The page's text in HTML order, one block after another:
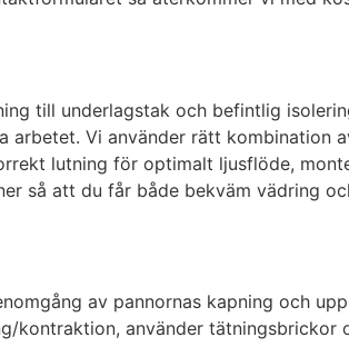
till underlagstak och befintlig
Vi använder rätt kombination
lutning för optimalt ljusflöde,
så att du får både bekväm vädring
av pannornas kapning och
kontraktion, använder tätningsbrickor